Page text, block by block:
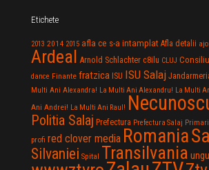
Etichete
2013 2014 2015 afla ce s-a intamplat Afla detalii
Ardeal Arnold Schlachter c8ilu CLUJ
dance Finante fratzica ISU ISU Salaj
Multi Ani Alexandra! La Multi Ani Alexandru! La Multi
Ani Andrei! La Multi Ani Raul!
Politia Salaj Prefectura Prefectura Salaj
profi red clover media Romania
Silvaniei Spital Transilvania